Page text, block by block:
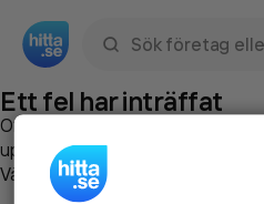
Ett fel har inträffat
Om du vill kan du
uppstod så att vi lättare och
Vänligen försök med följande: